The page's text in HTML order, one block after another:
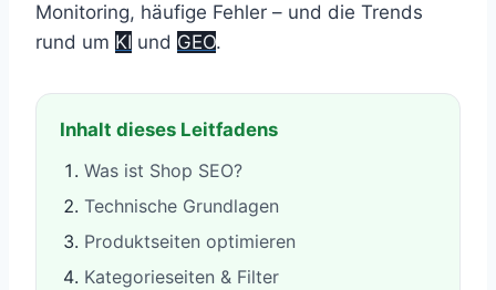
Monitoring, häufige Fehler – und die Trends
rund um KI und GEO.
Inhalt dieses Leitfadens
Was ist Shop SEO?
Technische Grundlagen
Produktseiten optimieren
Kategorieseiten & Filter